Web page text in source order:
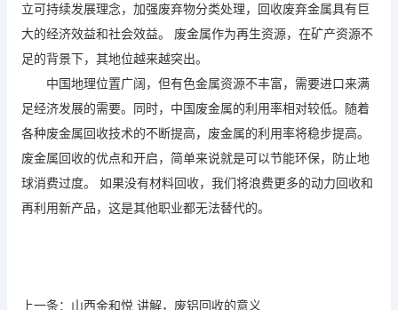
立可持续发展理念，加强废弃物分类处理，回收废弃金属具有巨
大的经济效益和社会效益。 废金属作为再生资源，在矿产资源不
足的背景下，其地位越来越突出。
中国地理位置广阔，但有色金属资源不丰富，需要进口来满
足经济发展的需要。同时，中国废金属的利用率相对较低。随着
各种废金属回收技术的不断提高，废金属的利用率将稳步提高。
废金属回收的优点和开启，简单来说就是可以节能环保，防止地
球消费过度。 如果没有材料回收，我们将浪费更多的动力回收和
再利用新产品，这是其他职业都无法替代的。
上一条： 山西金和悦 讲解，废铝回收的意义